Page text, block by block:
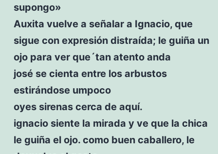
supongo»
Auxita vuelve a señalar a Ignacio, que
sigue con expresión distraída; le guiña un
ojo para ver que´tan atento anda
josé se cienta entre los arbustos
estirándose umpoco
oyes sirenas cerca de aquí.
ignacio siente la mirada y ve que la chica
le guiña el ojo. como buen caballero, le